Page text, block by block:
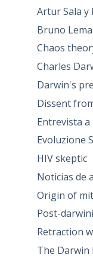
Artur Sala y
Bruno
Chaos
Charles
Darwin's
Dissent
Entrevista
Evoluzione
HIV skeptic
Noticias de
Origin of
Post-
Retraction
The Darwin